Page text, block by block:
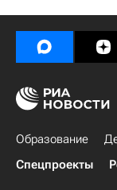
Образование
Спецпроекты